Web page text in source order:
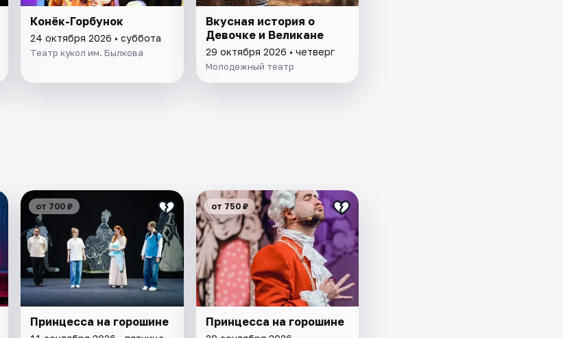
Конёк-Горбунок
24 октября 2026 • суббота
Театр кукол им. Былкова
Вкусная история о
Девочке и Великане
29 октября 2026 • четверг
Молодежный театр
от 700 ₽
Принцесса на горошине
от 750 ₽
Принцесса на горошине